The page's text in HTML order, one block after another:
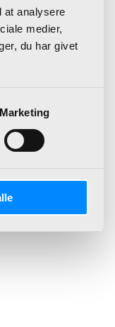
at analysere
medier,
du har givet
Marketing